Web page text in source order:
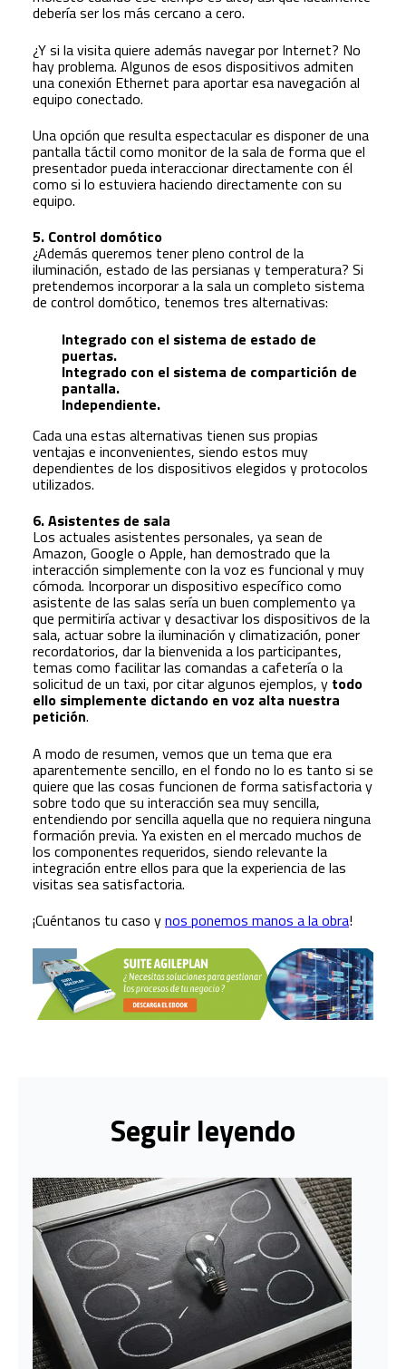
debería ser los más cercano a cero.
¿Y si la visita quiere además navegar por Internet? No
hay problema. Algunos de esos dispositivos admiten
una conexión Ethernet para aportar esa navegación al
equipo conectado.
Una opción que resulta espectacular es disponer de una
pantalla táctil como monitor de la sala de forma que el
presentador pueda interaccionar directamente con él
como si lo estuviera haciendo directamente con su
equipo.
5. Control domótico
¿Además queremos tener pleno control de la
iluminación, estado de las persianas y temperatura? Si
pretendemos incorporar a la sala un completo sistema
de control domótico, tenemos tres alternativas:
Integrado con el sistema de estado de
puertas.
Integrado con el sistema de compartición de
pantalla.
Independiente.
Cada una estas alternativas tienen sus propias
ventajas e inconvenientes, siendo estos muy
dependientes de los dispositivos elegidos y protocolos
utilizados.
6. Asistentes de sala
Los actuales asistentes personales, ya sean de
Amazon, Google o Apple, han demostrado que la
interacción simplemente con la voz es funcional y muy
cómoda. Incorporar un dispositivo específico como
asistente de las salas sería un buen complemento ya
que permitiría activar y desactivar los dispositivos de la
sala, actuar sobre la iluminación y climatización, poner
recordatorios, dar la bienvenida a los participantes,
temas como facilitar las comandas a cafetería o la
solicitud de un taxi, por citar algunos ejemplos, y todo
ello simplemente dictando en voz alta nuestra
petición.
A modo de resumen, vemos que un tema que era
aparentemente sencillo, en el fondo no lo es tanto si se
quiere que las cosas funcionen de forma satisfactoria y
sobre todo que su interacción sea muy sencilla,
entendiendo por sencilla aquella que no requiera ninguna
formación previa. Ya existen en el mercado muchos de
los componentes requeridos, siendo relevante la
integración entre ellos para que la experiencia de las
visitas sea satisfactoria.
¡Cuéntanos tu caso ynos ponemos manos a la obra!
Seguir leyendo